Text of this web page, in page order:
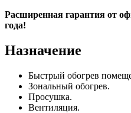
Расширенная гарантия от
года!
Назначение
Быстрый обогрев
Зональный обогрев.
Просушка.
Вентиляция.